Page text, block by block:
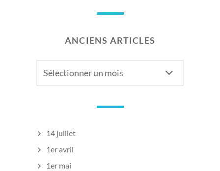
ANCIENS ARTICLES
14 juillet
1er avril
1er mai